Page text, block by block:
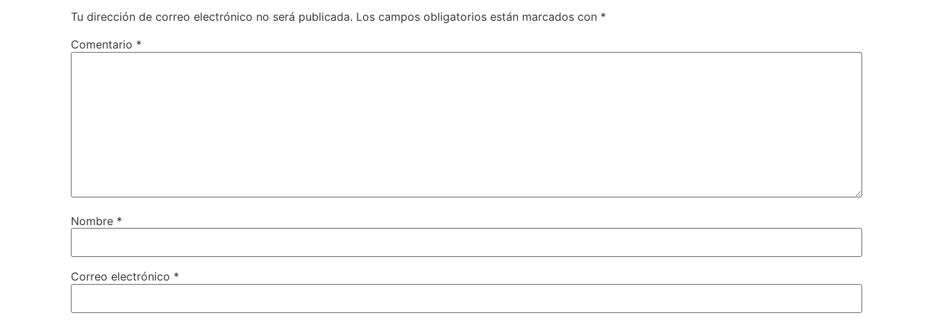
Tu dirección de correo electrónico no será publicada. Los campos obligatorios están marcados con *
Comentario *
Nombre *
Correo electrónico *